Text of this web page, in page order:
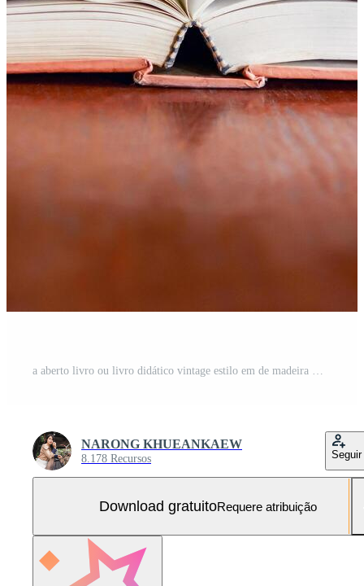
a aberto livro ou livro didático vintage estilo em de madeira mesa dentro a biblioteca e a estantes de livros background.education Aprendendo conceito Foto Grátis
NARONG KHUEANKAEW
8.178 Recursos Seguir
Download gratuitoRequere atribuição